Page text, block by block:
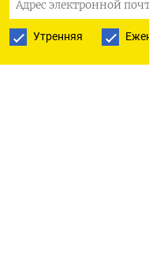
Утренняя
коронавируса в